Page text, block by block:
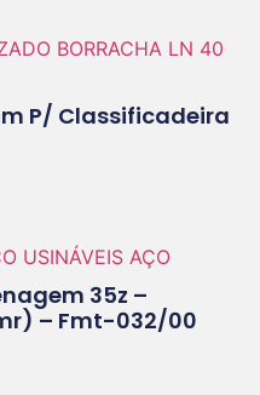
P/ Classificadeira
35z –
– Fmt-032/00